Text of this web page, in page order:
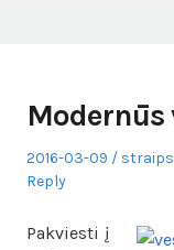
Posted
on
2016-03-09 Author
Reply
Pakviesti į